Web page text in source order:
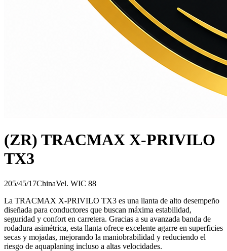
(ZR) TRACMAX X-PRIVILO
TX3
205/45/17ChinaVel. WIC 88
La TRACMAX X-PRIVILO TX3 es una llanta de alto desempeño
diseñada para conductores que buscan máxima estabilidad,
seguridad y confort en carretera. Gracias a su avanzada banda de
rodadura asimétrica, esta llanta ofrece excelente agarre en superficies
secas y mojadas, mejorando la maniobrabilidad y reduciendo el
riesgo de aquaplaning incluso a altas velocidades.